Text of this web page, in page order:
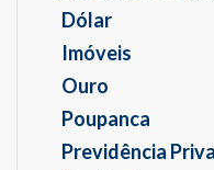
Dólar
Imóveis
Ouro
Poupanca
Previdência